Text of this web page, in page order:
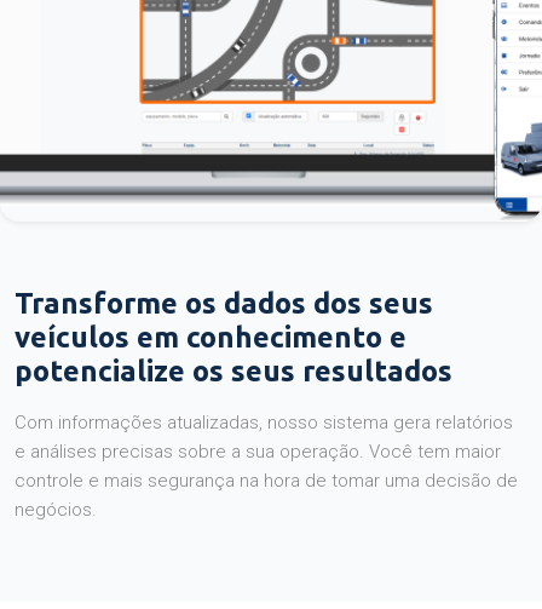
Transforme os dados dos seus
veículos em conhecimento e
potencialize os seus resultados
Com informações atualizadas, nosso sistema gera relatórios
e análises precisas sobre a sua operação. Você tem maior
controle e mais segurança na hora de tomar uma decisão de
negócios.